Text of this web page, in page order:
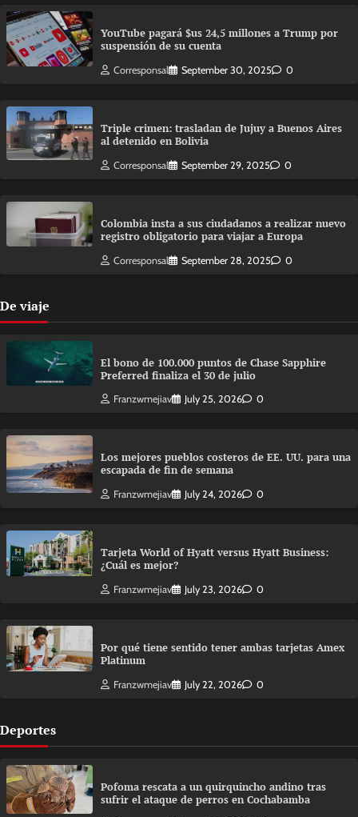
YouTube pagará $us 24,5 millones a Trump por
suspensión de su cuenta
Corresponsal September 30, 2025 0
Triple crimen: trasladan de Jujuy a Buenos Aires
al detenido en Bolivia
Corresponsal September 29, 2025 0
Colombia insta a sus ciudadanos a realizar nuevo
registro obligatorio para viajar a Europa
Corresponsal September 28, 2025 0
De viaje
El bono de 100.000 puntos de Chase Sapphire
Preferred finaliza el 30 de julio
Franzwmejiav July 25, 2026 0
Los mejores pueblos costeros de EE. UU. para una
escapada de fin de semana
Franzwmejiav July 24, 2026 0
Tarjeta World of Hyatt versus Hyatt Business:
¿Cuál es mejor?
Franzwmejiav July 23, 2026 0
Por qué tiene sentido tener ambas tarjetas Amex
Platinum
Franzwmejiav July 22, 2026 0
Deportes
Pofoma rescata a un quirquincho andino tras
sufrir el ataque de perros en Cochabamba